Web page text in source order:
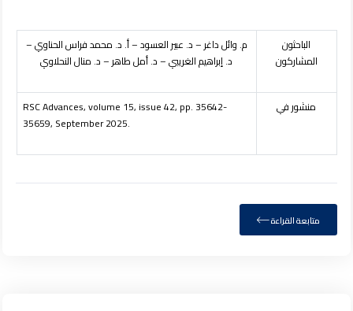
الباحثون
المشاركون
م. وائل داغر – د. عبير العسود – أ. د. محمد فراس الحناوي –
د. إبراهيم الغريبي – د. أمل طاهر – د. منال النحلاوي
منشور في
RSC Advances, volume 15, issue 42, pp. 35642-
35659, September 2025.
متابعة القراءة